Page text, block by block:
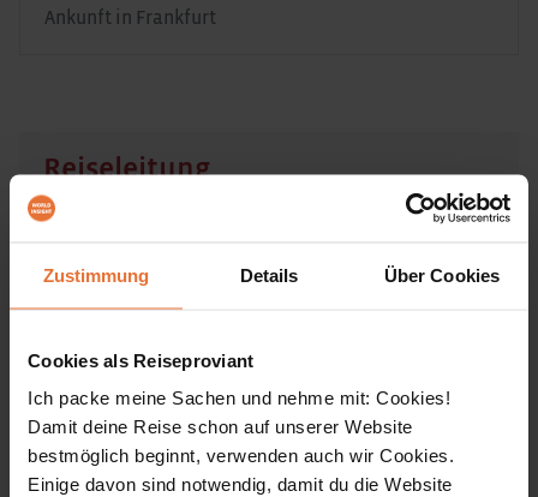
Zustimmung Details Über Cookies
Cookies als Reiseproviant
Ich packe meine Sachen und nehme mit: Cookies!
Damit deine Reise schon auf unserer Website
bestmöglich beginnt, verwenden auch wir Cookies.
Einige davon sind notwendig, damit du die Website
Ankunft in Frankfurt
Reiseleitung